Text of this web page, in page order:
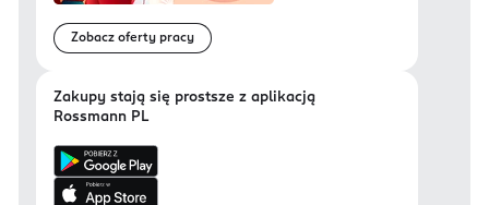
Zobacz oferty pracy
Zakupy stają się prostsze z aplikacją
Rossmann PL